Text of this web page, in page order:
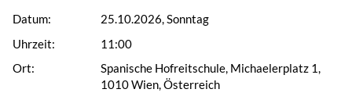
Datum:
Uhrzeit:
Ort:
25.10.2026, Sonntag
11:00
Spanische Hofreitschule, Michaelerplatz 1,
1010 Wien, Österreich